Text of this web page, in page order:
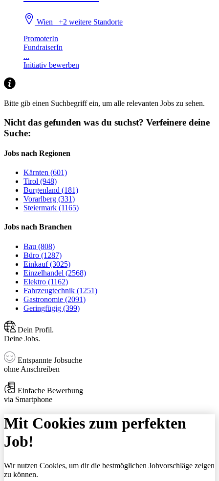
Wien+2 weitere Standorte
PromoterIn
FundraiserIn
...
Initiativ bewerben
Bitte gib einen Suchbegriff ein, um alle relevanten Jobs zu sehen.
Nicht das gefunden was du suchst? Verfeinere deine
Suche:
Jobs nach Regionen
Kärnten (601)
Tirol (948)
Burgenland (181)
Vorarlberg (331)
Steiermark (1165)
Jobs nach Branchen
Bau (808)
Büro (1287)
Einkauf (3025)
Einzelhandel (2568)
Elektro (1162)
Fahrzeugtechnik (1251)
Gastronomie (2091)
Geringfügig (399)
Dein Profil.
Deine Jobs.
Entspannte Jobsuche
ohne Anschreiben
Einfache Bewerbung
via Smartphone
Mit Cookies zum perfekten
Job!
Wir nutzen Cookies, um dir die bestmöglichen Jobvorschläge zeigen
zu können.